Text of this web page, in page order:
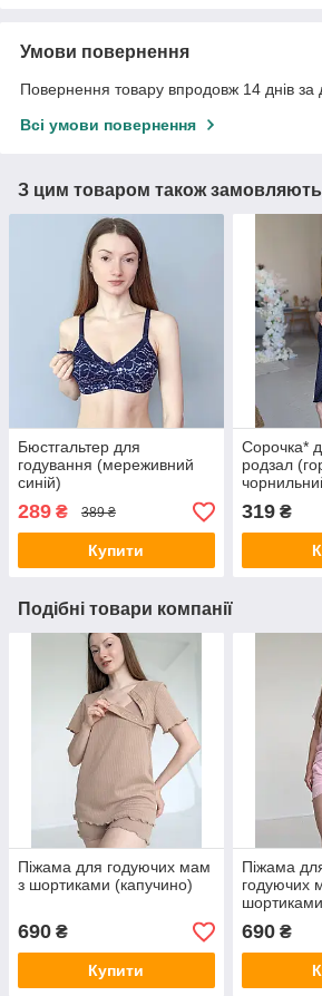
Умови повернення
Повернення товару впродовж 14 днів за
Всі умови повернення
З цим товаром також замовляють
Бюстгальтер для
годування (мереживний
синій)
289 ₴ 389 ₴
Купити
Сорочка*
родзал
319₴
Подібні товари компанії
Піжама для годуючих мам
з шортиками (капучино)
690 ₴
Купити
Піжама
годуючих
690₴